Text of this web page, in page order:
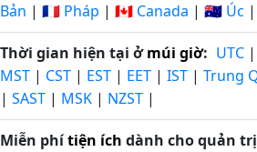
Bản | 🇫🇷 Pháp | 🇨🇦 Canada | 🇦🇺 Úc |
Thời gian hiện tại ởmúi giờ: UTC |
MST | CST | EST | EET | IST | Trung
| SAST | MSK | NZST |
Miễn phítiện ích dành cho quản